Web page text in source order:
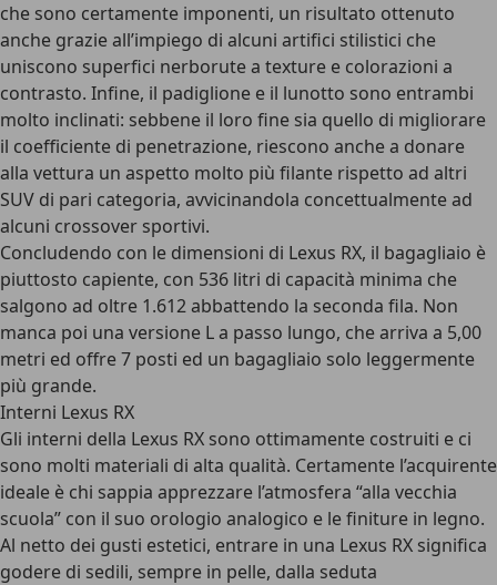
che sono certamente imponenti, un risultato ottenuto
anche grazie all’impiego di alcuni artifici stilistici che
uniscono superfici nerborute a texture e colorazioni a
contrasto. Infine, il padiglione e il lunotto sono entrambi
molto inclinati: sebbene il loro fine sia quello di migliorare
il coefficiente di penetrazione, riescono anche a donare
alla vettura un aspetto molto più filante rispetto ad altri
SUV di pari categoria, avvicinandola concettualmente ad
alcuni crossover sportivi.
Concludendo con le dimensioni di Lexus RX, il bagagliaio è
piuttosto capiente, con 536 litri di capacità minima che
salgono ad oltre 1.612 abbattendo la seconda fila. Non
manca poi una versione L a passo lungo, che arriva a 5,00
metri ed offre 7 posti ed un bagagliaio solo leggermente
più grande.
Interni Lexus RX
Gli interni della Lexus RX sono ottimamente costruiti e ci
sono molti materiali di alta qualità. Certamente l’acquirente
ideale è chi sappia apprezzare l’atmosfera “alla vecchia
scuola” con il suo orologio analogico e le finiture in legno.
Al netto dei gusti estetici, entrare in una Lexus RX significa
godere di sedili, sempre in pelle, dalla seduta